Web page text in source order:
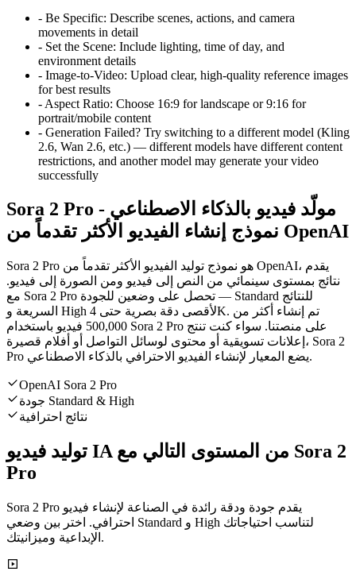
- Be Specific: Describe scenes, actions, and camera
movements in detail
- Set the Scene: Include lighting, time of day, and
environment details
- Image-to-Video: Upload clear, high-quality reference images
for best results
- Aspect Ratio: Choose 16:9 for landscape or 9:16 for
portrait/mobile content
- Generation Failed? Try switching to a different model (Kling
2.6, Wan 2.6, etc.) — different models have different content
restrictions, and another model may generate your video
successfully
Sora 2 Pro مولّد فيديو بالذكاء الاصطناعي -
نموذج إنشاء الفيديو الأكثر تقدماً من OpenAI
Sora 2 Pro هو نموذج توليد الفيديو الأكثر تقدماً من OpenAI، يقدم
نتائج بمستوى سينمائي من النص إلى فيديو ومن الصورة إلى فيديو.
مع Sora 2 Pro تحصل على وضعين للجودة — Standard للنتائج
السريعة و High لأقصى دقة بصرية حتى 4K. تم إنشاء أكثر من
500,000 فيديو باستخدام Sora 2 Pro على منصتنا. سواء كنت تنتج
إعلانات تسويقية أو محتوى لوسائل التواصل أو أفلام قصيرة، Sora 2
Pro يضع المعيار لإنشاء الفيديو الاحترافي بالذكاء الاصطناعي.
OpenAI Sora 2 Pro
جودة Standard & High
نتائج احترافية
توليد فيديو IA من المستوى التالي مع Sora 2
Pro
Sora 2 Pro يقدم جودة ودقة رائدة في الصناعة لإنشاء فيديو
احترافي. اختر بين وضعي Standard و High لتناسب احتياجاتك
الإبداعية وميزانيتك.